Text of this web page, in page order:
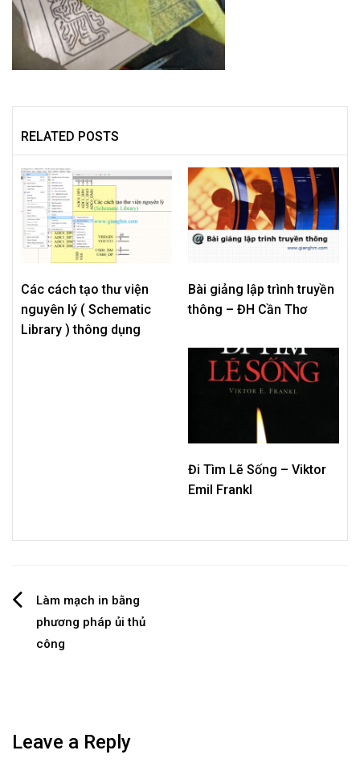
RELATED POSTS
Các cách tạo thư viện
nguyên lý ( Schematic
Library ) thông dụng
Bài giảng lập trình truyền
thông – ĐH Cần Thơ
Đi Tìm Lẽ Sống – Viktor
Emil Frankl
Post
navigation
Làm mạch in bằng
phương pháp ủi thủ
công
Leave a Reply